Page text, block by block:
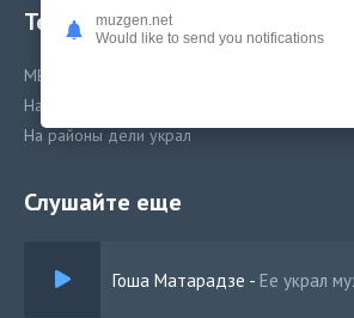
Текст песни
MEERON - Атланта
На районы дели украл
На районы дели украл
Слушайте еще
Гоша Матарадзе - Ее украл
muzgen.net
Would like to send you notifications